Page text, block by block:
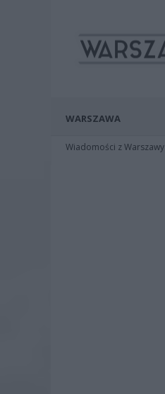
WARSZAWA
Wiadomości z Warszawy